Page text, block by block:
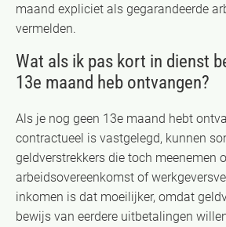
maand expliciet als gegarandeerde
vermelden.
Wat als ik pas kort in dienst
13e maand heb ontvangen?
Als je nog geen 13e maand hebt
contractueel is vastgelegd, kunnen
geldverstrekkers die toch meenemen
arbeidsovereenkomst of
inkomen is dat moeilijker, omdat
bewijs van eerdere uitbetalingen